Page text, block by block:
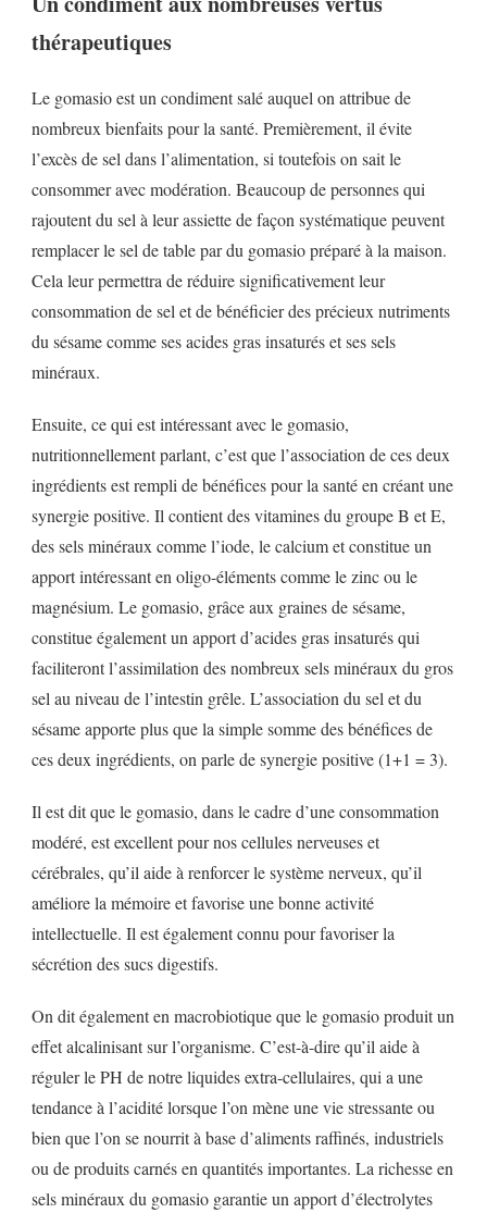
thérapeutiques
Le gomasio est un condiment salé auquel on attribue de
nombreux bienfaits pour la santé. Premièrement, il évite
l’excès de sel dans l’alimentation, si toutefois on sait le
consommer avec modération. Beaucoup de personnes qui
rajoutent du sel à leur assiette de façon systématique peuvent
remplacer le sel de table par du gomasio préparé à la maison.
Cela leur permettra de réduire significativement leur
consommation de sel et de bénéficier des précieux nutriments
du sésame comme ses acides gras insaturés et ses sels
minéraux.
Ensuite, ce qui est intéressant avec le gomasio,
nutritionnellement parlant, c’est que l’association de ces deux
ingrédients est rempli de bénéfices pour la santé en créant une
synergie positive. Il contient des vitamines du groupe B et E,
des sels minéraux comme l’iode, le calcium et constitue un
apport intéressant en oligo-éléments comme le zinc ou le
magnésium. Le gomasio, grâce aux graines de sésame,
constitue également un apport d’acides gras insaturés qui
faciliteront l’assimilation des nombreux sels minéraux du gros
sel au niveau de l’intestin grêle. L’association du sel et du
sésame apporte plus que la simple somme des bénéfices de
ces deux ingrédients, on parle de synergie positive (1+1 = 3).
Il est dit que le gomasio, dans le cadre d’une consommation
modéré, est excellent pour nos cellules nerveuses et
cérébrales, qu’il aide à renforcer le système nerveux, qu’il
améliore la mémoire et favorise une bonne activité
intellectuelle. Il est également connu pour favoriser la
sécrétion des sucs digestifs.
On dit également en macrobiotique que le gomasio produit un
effet alcalinisant sur l’organisme. C’est-à-dire qu’il aide à
réguler le PH de notre liquides extra-cellulaires, qui a une
tendance à l’acidité lorsque l’on mène une vie stressante ou
bien que l’on se nourrit à base d’aliments raffinés, industriels
ou de produits carnés en quantités importantes. La richesse en
sels minéraux du gomasio garantie un apport d’électrolytes